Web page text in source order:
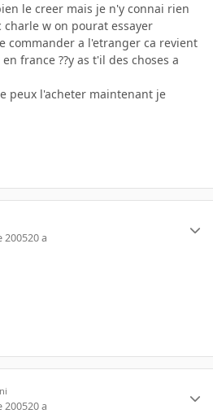
le creer mais je n'y connai rien
w on pourat essayer
commander a l'etranger ca revient
france ??y as t'il des choses a
peux l'acheter maintenant je
200520 a
200520 a